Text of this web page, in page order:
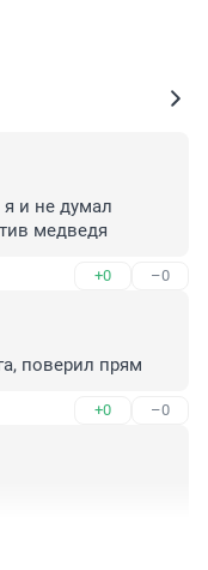
и не думал
медведя
+0 –0
поверил прям
+0 –0